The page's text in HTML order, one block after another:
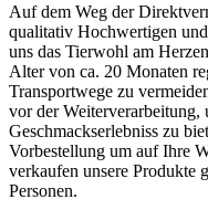
Auf dem Weg der
qualitativ Hochwertigen
uns das Tierwohl am
Alter von ca. 20 Monaten
Transportwege zu
vor der Weiterverarbeitung,
Geschmackserlebniss zu
Vorbestellung um auf Ihre
verkaufen unsere Produkte
Personen.